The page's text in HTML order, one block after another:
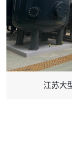
江苏大